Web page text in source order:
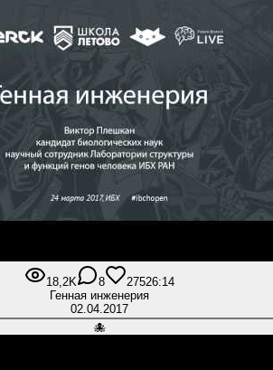
18,2K 8 27526:14
Генная инженерия
02.04.2017
🐙